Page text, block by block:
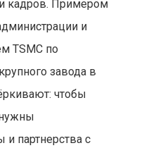
кадров. Примером
и
TSMC по
завода в
чтобы
партнерства с